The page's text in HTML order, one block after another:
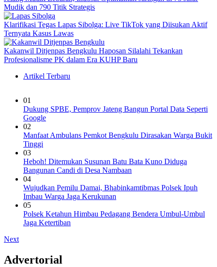
Mudik dan 790 Titik Strategis
Klarifikasi Tegas Lapas Sibolga: Live TikTok yang Diisukan Aktif
Ternyata Kasus Lawas
Kakanwil Ditjenpas Bengkulu Haposan Silalahi Tekankan
Profesionalisme PK dalam Era KUHP Baru
Artikel Terbaru
01
Dukung SPBE, Pemprov Jateng Bangun Portal Data Seperti
Google
02
Manfaat Ambulans Pemkot Bengkulu Dirasakan Warga Bukit
Tinggi
03
Heboh! Ditemukan Susunan Batu Bata Kuno Diduga
Bangunan Candi di Desa Nambaan
04
Wujudkan Pemilu Damai, Bhabinkamtibmas Polsek Ipuh
Imbau Warga Jaga Kerukunan
05
Polsek Ketahun Himbau Pedagang Bendera Umbul-Umbul
Jaga Ketertiban
Next
Advertorial